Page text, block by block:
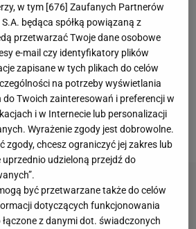
najbardziej. Gdziekolwiek nie
miejsce w
składzie
świetnymi warunkami
może występować
Na papierze to naprawdę dobry
Dariusz Kozielski,
w tym [676] Zaufanych Partnerów
będąca spółką powiązaną z
przetwarzać Twoje dane osobowe
e-mail czy identyfikatory plików
zapisane w tych plikach do celów
na potrzeby wyświetlania
Twoich zainteresowań i preferencji w
i w Internecie lub personalizacji
Wyrażenie zgody jest dobrowolne.
zgody, chcesz ograniczyć jej zakres lub
udzieloną przejdź do
być przetwarzane także do celów
dotyczących funkcjonowania
z danymi dot. świadczonych